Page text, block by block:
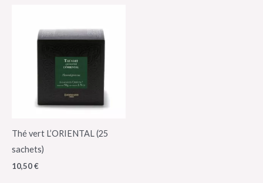
Thé vert L’ORIENTAL (25
sachets)
10,50€